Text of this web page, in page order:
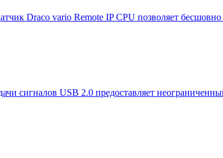
Draco vario Remote IP CPU позволяет
сигналов USB 2.0 предоставляет